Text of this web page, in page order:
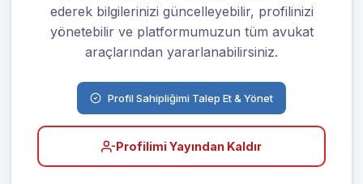
ederek bilgilerinizi güncelleyebilir, profilinizi
yönetebilir ve platformumuzun tüm avukat
araçlarından yararlanabilirsiniz.
Profil Sahipliğimi Talep Et & Yönet
Profilimi Yayından Kaldır